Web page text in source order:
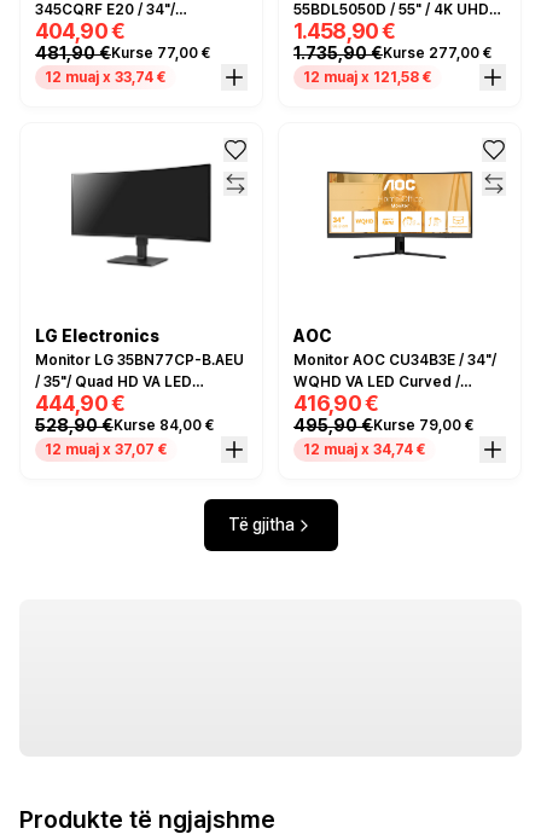
345CQRF E20 / 34"/
UltraWide Dual Quad HD
Rapid VA / Curved / 200Hz /
0.5ms / HDMI+DP - Zezë
404,90 €
481,90 €Kurse 77,00 €
12 muaj x 33,74 €
55BDL5050D / 55" / 4K UHD
VA / LCD / 8ms /
HDMI+USB+DP - Zezë
1.458,90 €
1.735,90 €Kurse 277,00 €
12 muaj x 121,58 €
LG Electronics
Monitor LG 35BN77CP-B.AEU
/ 35"/ Quad HD VA LED
Curved / 100Hz / 5ms / USB-
C+HDMI+DP - Zezë
444,90 €
528,90 €Kurse 84,00 €
12 muaj x 37,07 €
AOC
Monitor AOC CU34B3E / 34"/
WQHD VA LED Curved /
120Hz / 1ms / HDMI+DP -
Zezë
416,90 €
495,90 €Kurse 79,00 €
12 muaj x 34,74 €
Të gjitha
Produkte të ngjajshme